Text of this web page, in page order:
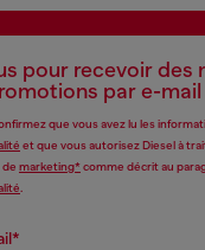
pour recevoir des
par e-mail
que vous avez lu les
et que vous autorisez Diesel à
de marketing*comme décrit au
.